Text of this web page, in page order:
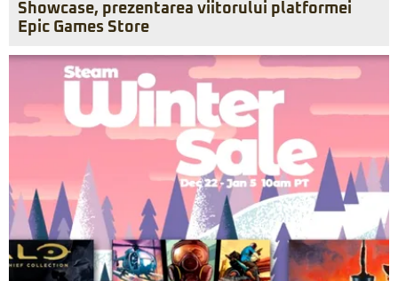
Showcase, prezentarea viitorului platformei
Epic Games Store